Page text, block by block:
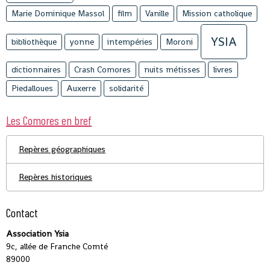
Marie Dominique Massol film Vanille Mission catholique
bibliothèque yonne intempéries Moroni YSIA
dictionnaires Crash Comores nuits métisses
livres
Piedalloues
Auxerre solidarité
Les Comores en bref
Repères géographiques
Repères historiques
Contact
Association Ysia
9c, allée de Franche Comté
89000